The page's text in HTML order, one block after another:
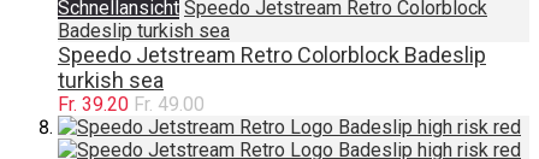
Schnellansicht Speedo Jetstream Retro Colorblock
Badeslip turkish sea
Speedo Jetstream Retro Colorblock Badeslip
turkish sea
Fr. 39.20 Fr. 49.00